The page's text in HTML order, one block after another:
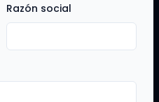
Razón social